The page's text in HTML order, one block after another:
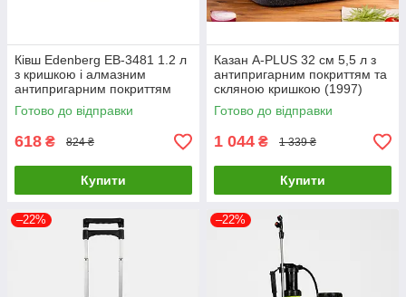
Ківш Edenberg EB-3481 1.2 л
з кришкою і алмазним
антипригарним покриттям
Готово до відправки
618 ₴ 824 ₴
Купити
Казан A-PLUS 32 см 5,5 л з
антипригарним покриттям та
скляною кришкою (1997)
Готово до відправки
1 044 ₴ 1 339 ₴
Купити
–22% –22%